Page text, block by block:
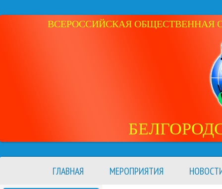
ВСЕРОССИЙСКАЯ ОБЩЕСТВЕННАЯ
ГЛАВНАЯ МЕРОПРИЯТИЯ